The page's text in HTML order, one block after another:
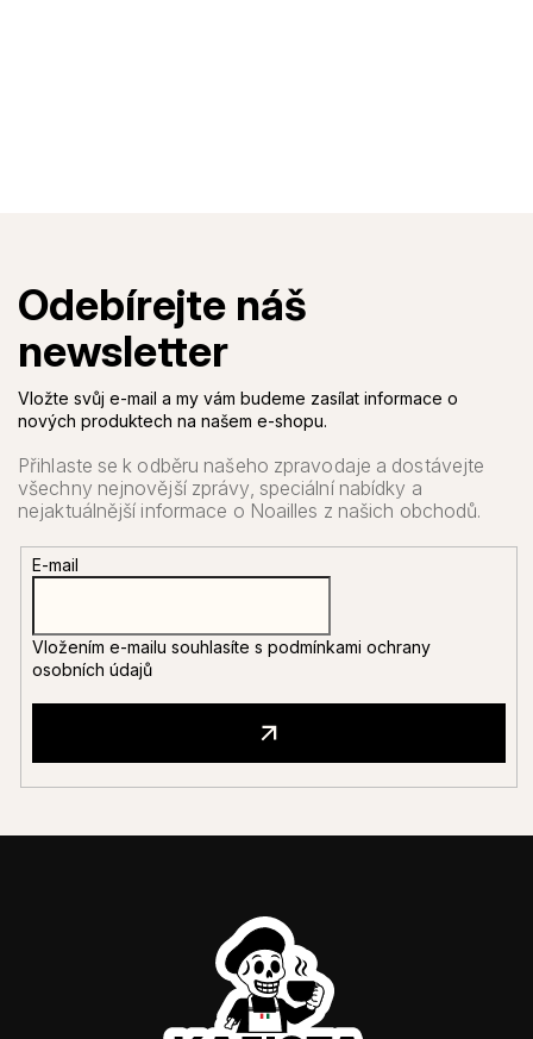
Vložte svůj e-mail a my vám budeme zasílat informace o
nových produktech na našem e-shopu.
E-mail
Vložením e-mailu souhlasíte s podmínkami ochrany
osobních údajů